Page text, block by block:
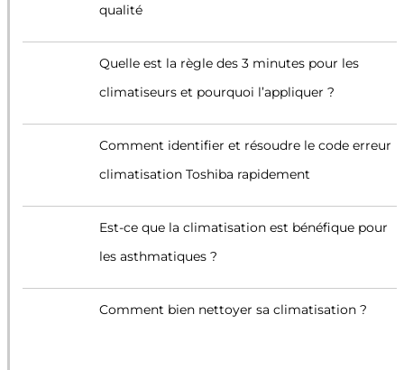
qualité
Quelle est la règle des 3 minutes pour les
climatiseurs et pourquoi l’appliquer ?
Comment identifier et résoudre le code erreur
climatisation Toshiba rapidement
Est-ce que la climatisation est bénéfique pour
les asthmatiques ?
Comment bien nettoyer sa climatisation ?